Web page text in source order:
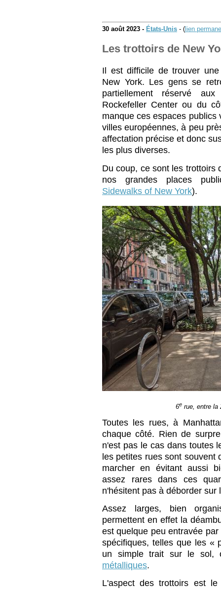
30 août 2023 - États-Unis - ( lien
Les trottoirs de New
Il est difficile de trouver
New York. Les gens se
partiellement réservé
Rockefeller Center ou du
manque ces espaces
villes européennes, à peu
affectation précise et donc
les plus diverses.
Du coup, ce sont les trottoirs
nos grandes places
Sidewalks of New York).
6e rue, entre la
Toutes les rues, à
chaque côté. Rien de
n'est pas le cas dans toutes
les petites rues sont souvent
marcher en évitant aussi
assez rares dans ces
n'hésitent pas à déborder sur
Assez larges, bien
permettent en effet la
est quelque peu entravée
spécifiques, telles que les «
un simple trait sur le sol,
métalliques.
L'aspect des trottoirs est